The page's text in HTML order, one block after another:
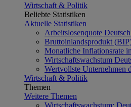
Wirtschaft & Politik
Beliebte Statistiken
Aktuelle Statistiken
Arbeitslosenquote
Bruttoinlandsprodukt
Monatliche Inflationsrate
Wirtschaftswachstum
Wertvollste Unternehmen
Wirtschaft & Politik
Themen
Weitere Themen
Wirtschaftswachstum: